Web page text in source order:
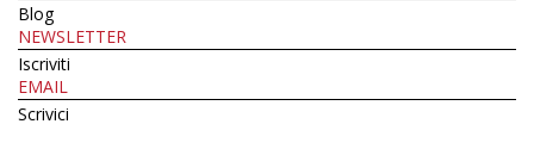
Blog
NEWSLETTER
Iscriviti
EMAIL
Scrivici